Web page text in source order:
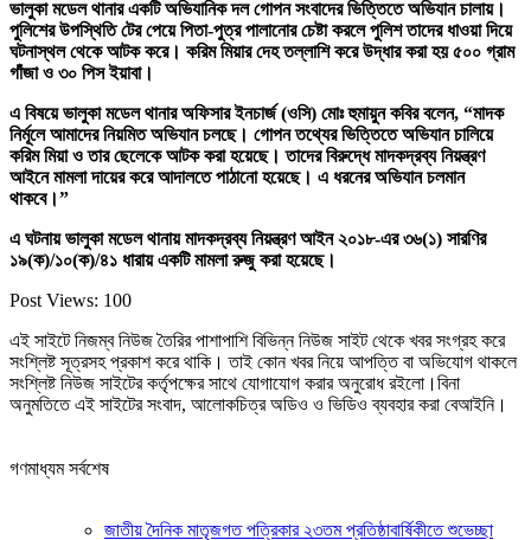
ভালুকা মডেল থানার একটি অভিযানিক দল গোপন সংবাদের ভিত্তিতে অভিযান চালায়।
পুলিশের উপস্থিতি টের পেয়ে পিতা-পুত্র পালানোর চেষ্টা করলে পুলিশ তাদের ধাওয়া দিয়ে
ঘটনাস্থল থেকে আটক করে। করিম মিয়ার দেহ তল্লাশি করে উদ্ধার করা হয় ৫০০ গ্রাম
গাঁজা ও ৩০ পিস ইয়াবা।
এ বিষয়ে ভালুকা মডেল থানার অফিসার ইনচার্জ (ওসি) মোঃ হুমায়ুন কবির বলেন, “মাদক
নির্মূলে আমাদের নিয়মিত অভিযান চলছে। গোপন তথ্যের ভিত্তিতে অভিযান চালিয়ে
করিম মিয়া ও তার ছেলেকে আটক করা হয়েছে। তাদের বিরুদ্ধে মাদকদ্রব্য নিয়ন্ত্রণ
আইনে মামলা দায়ের করে আদালতে পাঠানো হয়েছে। এ ধরনের অভিযান চলমান
থাকবে।”
এ ঘটনায় ভালুকা মডেল থানায় মাদকদ্রব্য নিয়ন্ত্রণ আইন ২০১৮-এর ৩৬(১) সারণির
১৯(ক)/১০(ক)/৪১ ধারায় একটি মামলা রুজু করা হয়েছে।
Post Views: 100
এই সাইটে নিজম্ব নিউজ তৈরির পাশাপাশি বিভিন্ন নিউজ সাইট থেকে খবর সংগ্রহ করে
সংশ্লিষ্ট সূত্রসহ প্রকাশ করে থাকি। তাই কোন খবর নিয়ে আপত্তি বা অভিযোগ থাকলে
সংশ্লিষ্ট নিউজ সাইটের কর্তৃপক্ষের সাথে যোগাযোগ করার অনুরোধ রইলো।বিনা
অনুমতিতে এই সাইটের সংবাদ, আলোকচিত্র অডিও ও ভিডিও ব্যবহার করা বেআইনি।
গণমাধ্যম সর্বশেষ
জাতীয় দৈনিক মাতৃজগত পত্রিকার ২৩তম প্রতিষ্ঠাবার্ষিকীতে শুভেচ্ছা